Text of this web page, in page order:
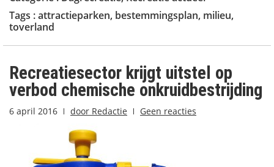
Tags :attractieparken, bestemmingsplan, milieu,
toverland
Recreatiesector krijgt uitstel op
verbod chemische onkruidbestrijding
6 april 2016 door Redactie Geen reacties